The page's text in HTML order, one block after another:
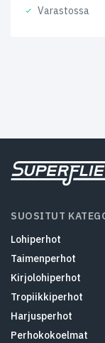
Varastossa
SUOSITUT
Lohiperhot
Taimenperhot
Kirjolohiperhot
Tropiikkiperhot
Harjusperhot
Perhokokoelmat